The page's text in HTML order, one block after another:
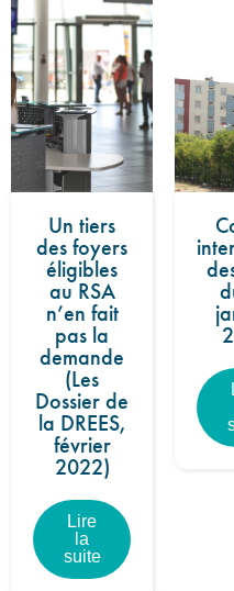
Un tiers
des foyers
éligibles
au RSA
n’en fait
pas la
demande
(Les
Dossier de
la DREES,
février
2022)
Lire
la
suite